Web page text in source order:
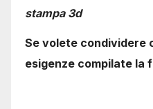
stampa 3d
Se volete condividere
esigenze compilate la